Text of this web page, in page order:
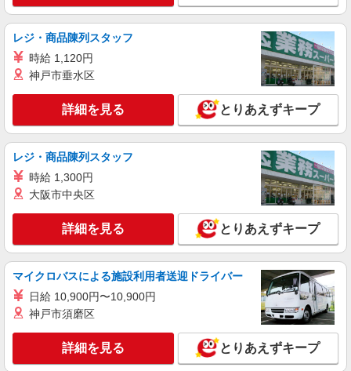
が可能） 月収86,400円=時給1,200円×6時間×12日
Wワーク希望（土日祝のみ勤務） 週2日勤務：社
会人・大学生歓迎 月収57,600円=時給1,200円×6時
間×8日
キープ 詳細を見る
アルバイト パート
株式会社ヒガシトゥエンティワン
倉庫内での簡単スキャン作業（ピッキング）
時給1,200円〜1,500円 ※経験・能力による ★
随時昇給有：入社１年以内に時給100円 アップ
で228,000円＋交通費規定支給 時給1,300円×1日8
兵庫県西宮市鳴尾浜1-20 GLP 鳴尾浜4F ☆
キープ 詳細を見る
レジ・商品陳列スタッフ
時給 1,120円
神戸市垂水区
詳細を見る とりあえずキープ
レジ・商品陳列スタッフ
時給 1,300円
大阪市中央区
詳細を見る とりあえずキープ
マイクロバスによる施設利用者送迎ドライバー
日給 10,900円〜10,900円
神戸市須磨区
詳細を見る とりあえずキープ